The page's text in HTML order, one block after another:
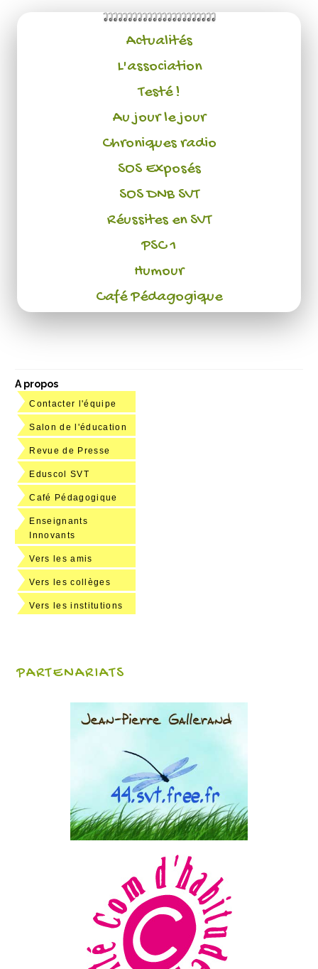
Actualités
L'association
Testé !
Au jour le jour
Chroniques radio
SOS Exposés
SOS DNB SVT
Réussites en SVT
PSC 1
Humour
Café Pédagogique
A propos
Contacter l'équipe
Salon de l'éducation
Revue de Presse
Eduscol SVT
Café Pédagogique
Enseignants
Innovants
Vers les amis
Vers les collèges
Vers les institutions
PARTENARIATS